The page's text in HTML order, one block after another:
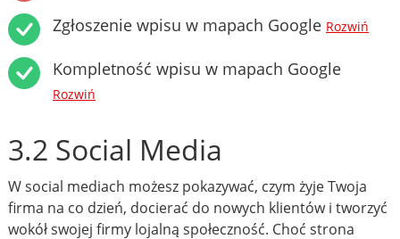
Zgłoszenie wpisu w mapach Google Rozwiń
Kompletność wpisu w mapach Google
Rozwiń
3.2 Social Media
W social mediach możesz pokazywać, czym żyje Twoja
firma na co dzień, docierać do nowych klientów i tworzyć
wokół swojej firmy lojalną społeczność. Choć strona